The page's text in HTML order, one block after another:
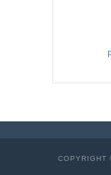
COPYRIGHT